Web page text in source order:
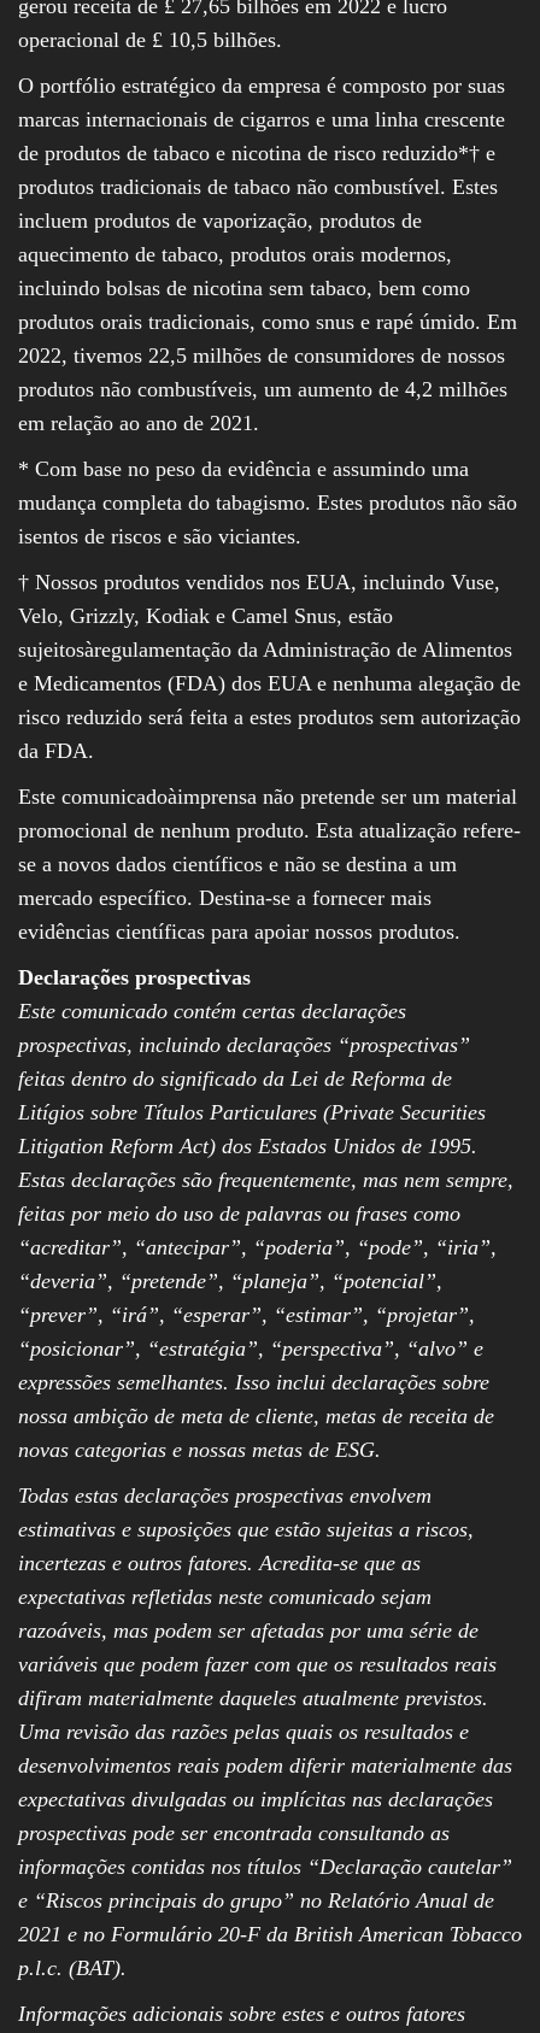
gerou receita de £ 27,65 bilhões em 2022 e lucro
operacional de £ 10,5 bilhões.
O portfólio estratégico da empresa é composto por suas
marcas internacionais de cigarros e uma linha crescente
de produtos de tabaco e nicotina de risco reduzido*† e
produtos tradicionais de tabaco não combustível. Estes
incluem produtos de vaporização, produtos de
aquecimento de tabaco, produtos orais modernos,
incluindo bolsas de nicotina sem tabaco, bem como
produtos orais tradicionais, como snus e rapé úmido. Em
2022, tivemos 22,5 milhões de consumidores de nossos
produtos não combustíveis, um aumento de 4,2 milhões
em relação ao ano de 2021.
* Com base no peso da evidência e assumindo uma
mudança completa do tabagismo. Estes produtos não são
isentos de riscos e são viciantes.
† Nossos produtos vendidos nos EUA, incluindo Vuse,
Velo, Grizzly, Kodiak e Camel Snus, estão
sujeitosàregulamentação da Administração de Alimentos
e Medicamentos (FDA) dos EUA e nenhuma alegação de
risco reduzido será feita a estes produtos sem autorização
da FDA.
Este comunicadoàimprensa não pretende ser um material
promocional de nenhum produto. Esta atualização refere-
se a novos dados científicos e não se destina a um
mercado específico. Destina-se a fornecer mais
evidências científicas para apoiar nossos produtos.
Declarações prospectivas
Este comunicado contém certas declarações
prospectivas, incluindo declarações “prospectivas”
feitas dentro do significado da Lei de Reforma de
Litígios sobre Títulos Particulares (Private Securities
Litigation Reform Act) dos Estados Unidos de 1995.
Estas declarações são frequentemente, mas nem sempre,
feitas por meio do uso de palavras ou frases como
“acreditar”, “antecipar”, “poderia”, “pode”, “iria”,
“deveria”, “pretende”, “planeja”, “potencial”,
“prever”, “irá”, “esperar”, “estimar”, “projetar”,
“posicionar”, “estratégia”, “perspectiva”, “alvo” e
expressões semelhantes. Isso inclui declarações sobre
nossa ambição de meta de cliente, metas de receita de
novas categorias e nossas metas de ESG.
Todas estas declarações prospectivas envolvem
estimativas e suposições que estão sujeitas a riscos,
incertezas e outros fatores. Acredita-se que as
expectativas refletidas neste comunicado sejam
razoáveis, mas podem ser afetadas por uma série de
variáveis que podem fazer com que os resultados reais
difiram materialmente daqueles atualmente previstos.
Uma revisão das razões pelas quais os resultados e
desenvolvimentos reais podem diferir materialmente das
expectativas divulgadas ou implícitas nas declarações
prospectivas pode ser encontrada consultando as
informações contidas nos títulos “Declaração cautelar”
e “Riscos principais do grupo” no Relatório Anual de
2021 e no Formulário 20-F da British American Tobacco
p.l.c. (BAT).
Informações adicionais sobre estes e outros fatores